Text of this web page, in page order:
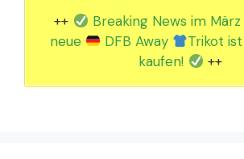
++
Breaking News im März
neue
DFB Away
Trikot
kaufen!
++